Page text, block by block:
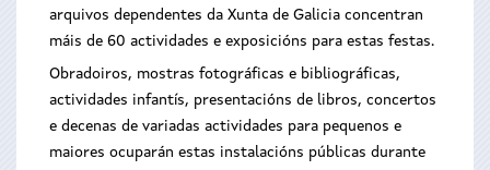
arquivos dependentes da Xunta de Galicia concentran
máis de 60 actividades e exposicións para estas festas.
Obradoiros, mostras fotográficas e bibliográficas,
actividades infantís, presentacións de libros, concertos
e decenas de variadas actividades para pequenos e
maiores ocuparán estas instalacións públicas durante